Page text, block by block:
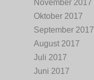
November 2017
Oktober 2017
September 2017
August 2017
Juli 2017
Juni 2017